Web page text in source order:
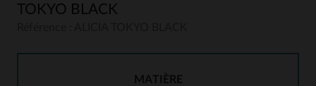
TOKYO BLACK
MATIÈRE